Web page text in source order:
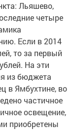
Льяшево,
четыре
Если в 2014
то за первый
На эти
из бюджета
в Ямбухтине, во
частичное
освещение,
приобретены